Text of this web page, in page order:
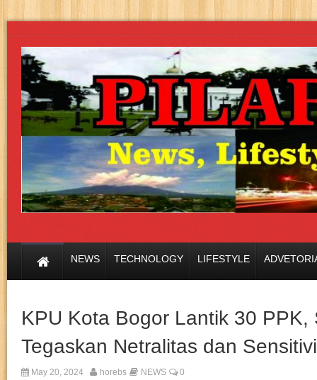
NEWS TECHNOLOGY LIFESTYLE
KPU Kota Bogor Lantik 30 PPK,
Tegaskan Netralitas dan
May 20, 2024 horebs NEWS 0